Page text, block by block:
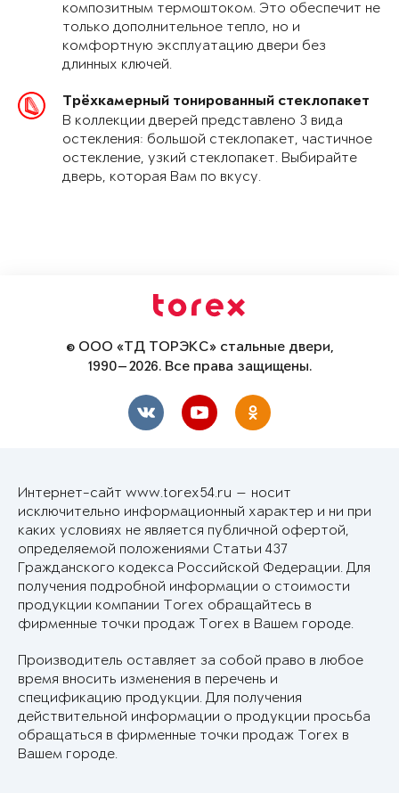
композитным термоштоком. Это обеспечит не
только дополнительное тепло, но и
комфортную эксплуатацию двери без
длинных ключей.
Трёхкамерный тонированный стеклопакет
В коллекции дверей представлено 3 вида
остекления: большой стеклопакет, частичное
остекление, узкий стеклопакет. Выбирайте
дверь, которая Вам по вкусу.
© ООО «ТД ТОРЭКС» стальные двери,
1990—2026. Все права защищены.
Интернет-сайт www.torex54.ru — носит
исключительно информационный характер и ни при
каких условиях не является публичной офертой,
определяемой положениями Статьи 437
Гражданского кодекса Российской Федерации. Для
получения подробной информации о стоимости
продукции компании Torex обращайтесь в
фирменные точки продаж Torex в Вашем городе.
Производитель оставляет за собой право в любое
время вносить изменения в перечень и
спецификацию продукции. Для получения
действительной информации о продукции просьба
обращаться в фирменные точки продаж Torex в
Вашем городе.